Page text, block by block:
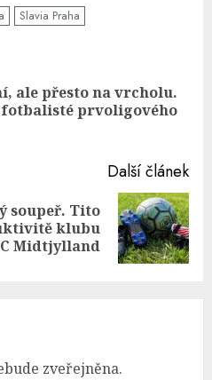
Slavia Praha
ale přesto na vrcholu.
prvoligového
Další článek
soupeř. Tito
klubu
Midtjylland
zveřejněna.